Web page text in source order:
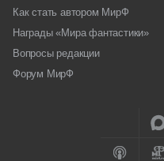
Как стать автором МирФ
Награды «Мира фантастики»
Вопросы редакции
Форум МирФ